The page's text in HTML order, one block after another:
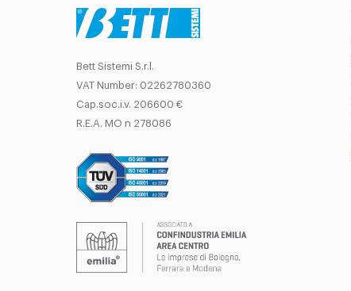
Bett Sistemi S.r.l.
VAT Number: 02262780360
Cap.soc.i.v. 206600 €
R.E.A. MO n 278086